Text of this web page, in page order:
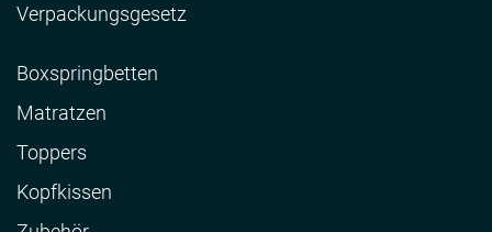
Verpackungsgesetz
Boxspringbetten
Matratzen
Toppers
Kopfkissen